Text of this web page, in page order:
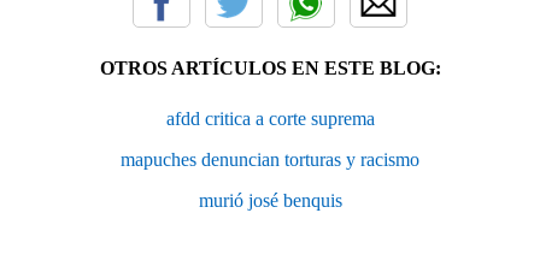
OTROS ARTÍCULOS EN ESTE BLOG:
afdd critica a corte suprema
mapuches denuncian torturas y racismo
murió josé benquis